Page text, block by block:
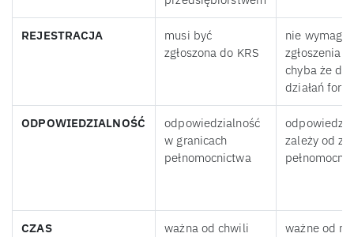
REJESTRACJA
musi być
zgłoszona do KRS
nie wymaga
zgłoszenia
chyba że
działań
ODPOWIEDZIALNOŚĆ
odpowiedzialność
w granicach
pełnomocnictwa
zależy od
CZAS
ważna od chwili
ważne od